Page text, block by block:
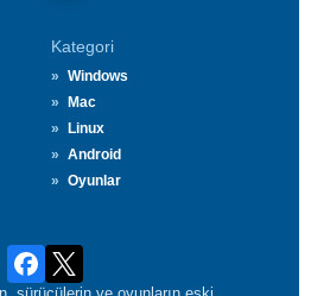
Kategori
Windows
Mac
Linux
Android
Oyunlar